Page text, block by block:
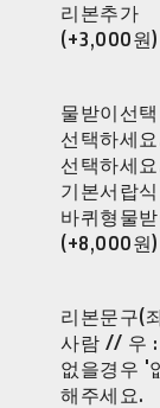
리본추가
(+3,000원)
물받이선택
선택하세
선택하세
기본서랍식
바퀴형물
(+8,000원)
리본문구(
사람 // 우 :
없을경우 '
해주세요.